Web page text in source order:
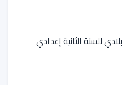
للسنة الثانية إعدادي